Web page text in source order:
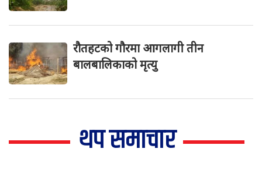
रौतहटको गौरमा आगलागी तीन
बालबालिकाको मृत्यु
थप समाचार